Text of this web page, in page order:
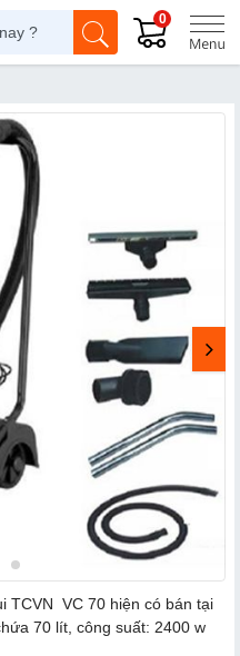
0
TCVN VC 70 hiện có bán tại
70 lít, công suất: 2400 w